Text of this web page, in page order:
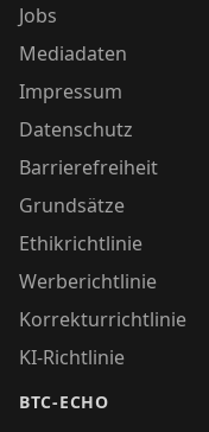
Jobs
Mediadaten
Impressum
Datenschutz
Barrierefreiheit
Grundsätze
Ethikrichtlinie
Werberichtlinie
Korrekturrichtlinie
KI-Richtlinie
BTC-ECHO